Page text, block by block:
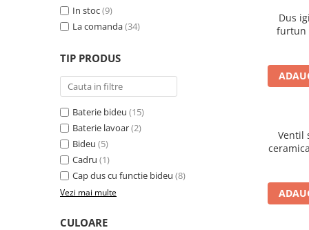
In stoc(9)
La comanda(34)
TIP PRODUS
Baterie bideu (15)
Baterie lavoar(2)
Bideu (5)
Cadru (1)
Cap dus cu functie bideu (8)
Vezi mai multe
CULOARE
Dus
furtun
buton
Ventil